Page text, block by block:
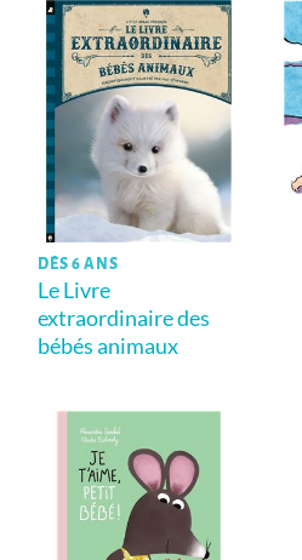
DÈS 6 ANS
Le Livre
extraordinaire des
bébés animaux